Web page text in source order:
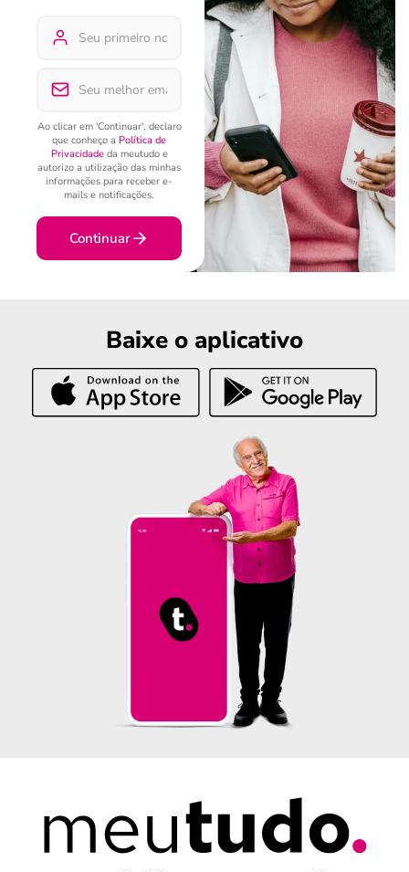
Ao clicar em 'Continuar', declaro
que conheço a Política de
Privacidadeda meutudo e
autorizo a utilização das minhas
informações para receber e-
mails e notificações.
Continuar
Baixe o aplicativo